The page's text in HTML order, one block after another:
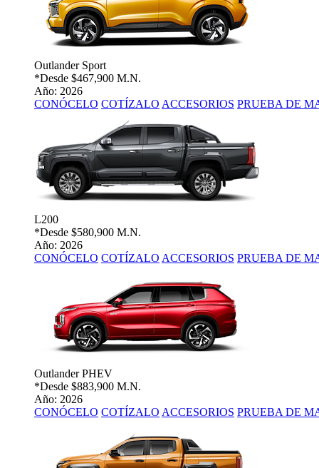
Outlander Sport
*Desde $467,900 M.N.
Año: 2026
CONÓCELO COTÍZALO ACCESORIOS PRUEBA DE
L200
*Desde $580,900 M.N.
Año: 2026
CONÓCELO COTÍZALO ACCESORIOS PRUEBA DE
Outlander PHEV
*Desde $883,900 M.N.
Año: 2026
CONÓCELO COTÍZALO ACCESORIOS PRUEBA DE